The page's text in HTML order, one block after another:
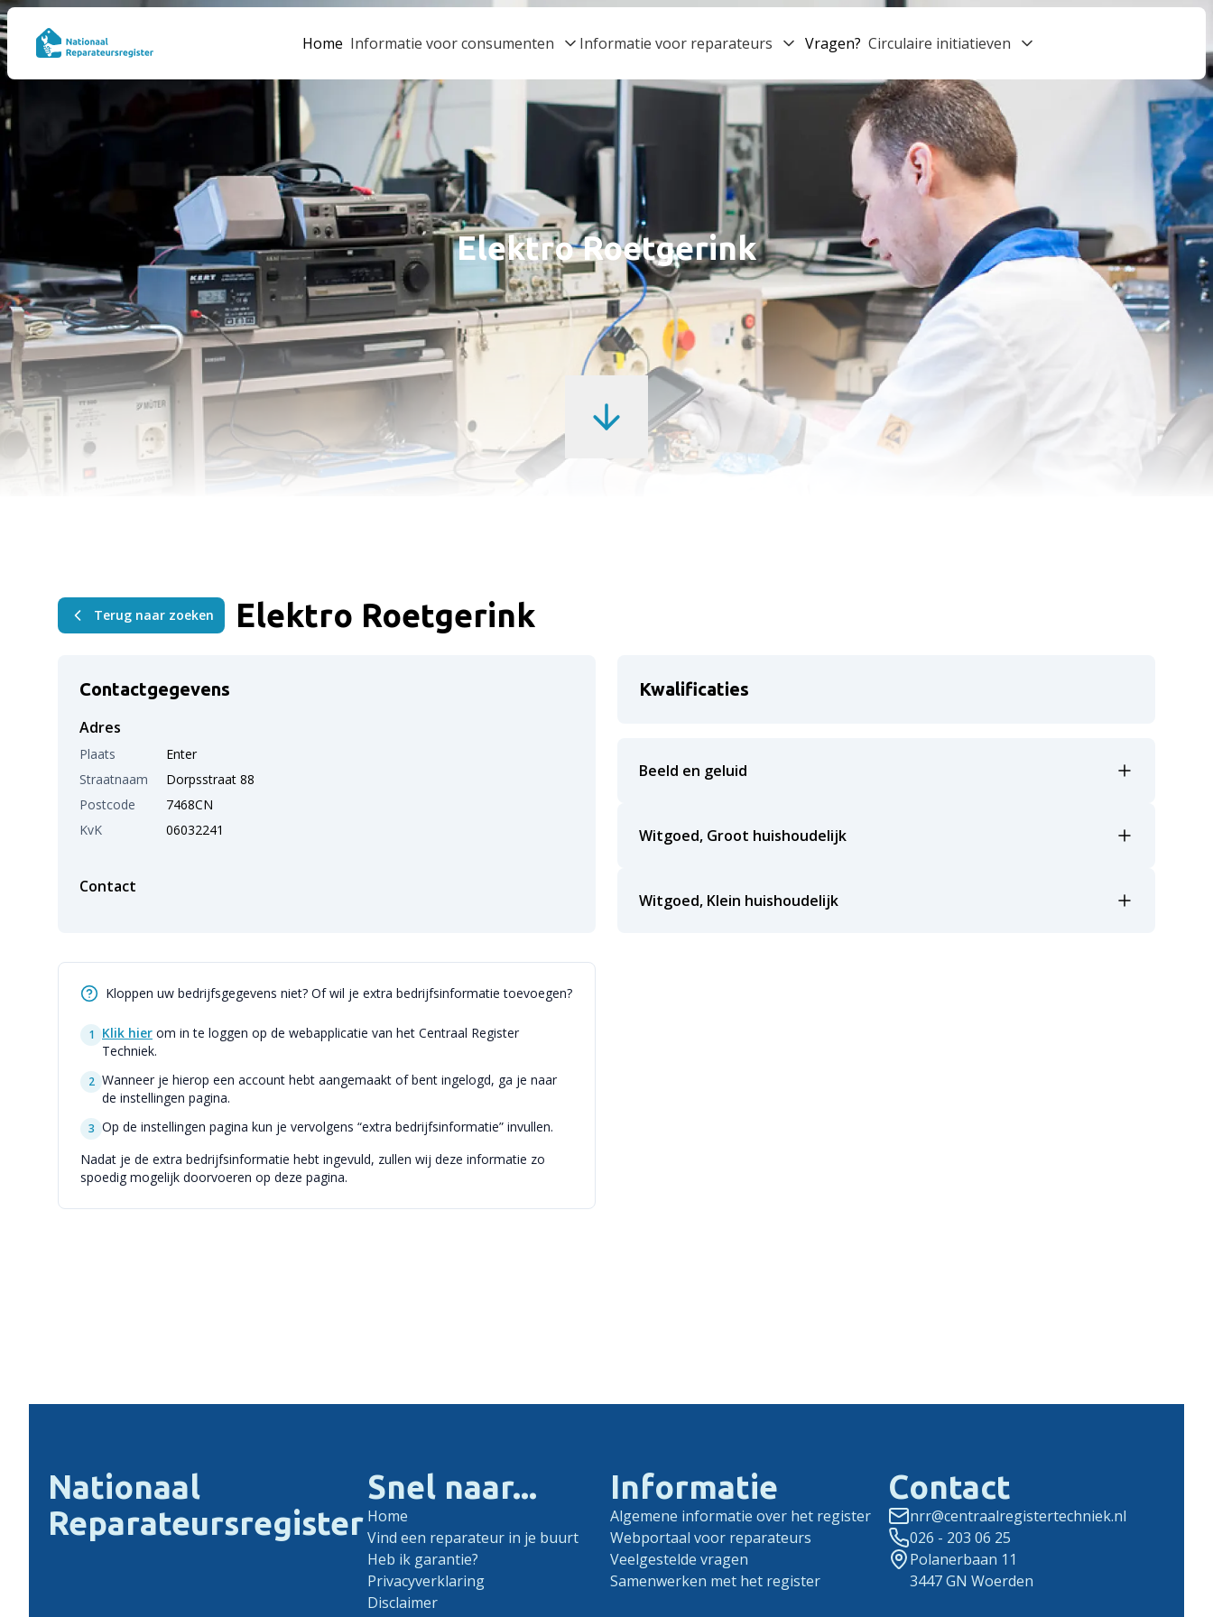
Home Informatie voor consumenten Informatie voor reparateurs Vragen? Circulaire initiatieven
Elektro Roetgerink
Terug naar zoeken Elektro Roetgerink
Contactgegevens
Adres
Plaats
Enter
Straatnaam
Dorpsstraat 88
Postcode
7468CN
KvK
06032241
Contact
Kloppen uw bedrijfsgegevens niet? Of wil je extra bedrijfsinformatie toevoegen?
1 Klik hier om in te loggen op de webapplicatie van het Centraal Register
Techniek.
2 Wanneer je hierop een account hebt aangemaakt of bent ingelogd, ga je naar
de instellingen pagina.
3 Op de instellingen pagina kun je vervolgens “extra bedrijfsinformatie” invullen.
Nadat je de extra bedrijfsinformatie hebt ingevuld, zullen wij deze informatie zo
spoedig mogelijk doorvoeren op deze pagina.
Kwalificaties
Beeld en geluid
Witgoed, Groot huishoudelijk
Witgoed, Klein huishoudelijk
Nationaal
Reparateursregister
Snel naar...
Home
Vind een reparateur in je buurt
Heb ik garantie?
Privacyverklaring
Disclaimer
Informatie
Algemene informatie over het register
Webportaal voor reparateurs
Veelgestelde vragen
Samenwerken met het register
Contact
nrr@centraalregistertechniek.nl
026 - 203 06 25
Polanerbaan 11
3447 GN Woerden